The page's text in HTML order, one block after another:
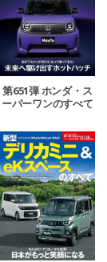
第651弾 ホンダ・ス
ーパーワンのすべて